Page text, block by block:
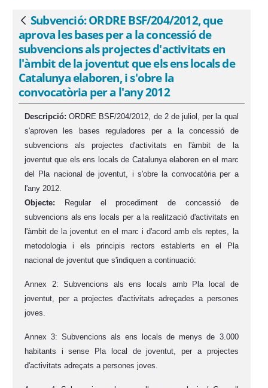
elaboren, i s&#39;obre la convocatòria
per a l&#39;any 2012 - eSAM
Vés enrere
Subvenció: ORDRE BSF/204/2012, que
aprova les bases per a la concessió de
subvencions als projectes d'activitats en
l'àmbit de la joventut que els ens locals de
Catalunya elaboren, i s'obre la
convocatòria per a l'any 2012
Descripció:ORDRE BSF/204/2012, de 2 de juliol, per la qual
s'aproven les bases reguladores per a la concessió de
subvencions als projectes d'activitats en l'àmbit de la
joventut que els ens locals de Catalunya elaboren en el marc
del Pla nacional de joventut, i s'obre la convocatòria per a
l'any 2012.
Objecte:
Regular el procediment de concessió de
subvencions als ens locals per a la realització d'activitats en
l'àmbit de la joventut en el marc i d'acord amb els reptes, la
metodologia i els principis rectors establerts en el Pla
nacional de joventut que s'indiquen a continuació:
Annex 2: Subvencions als ens locals amb Pla local de
joventut, per a projectes d'activitats adreçades a persones
joves.
Annex 3: Subvencions als ens locals de menys de 3.000
habitants i sense Pla local de joventut, per a projectes
d'activitats adreçats a persones joves.